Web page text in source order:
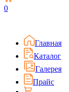
0
Главная
Каталог
Галерея
Прайс